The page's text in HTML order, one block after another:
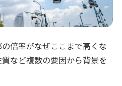
倍率がなぜここまで高くな
など複数の要因から背景を